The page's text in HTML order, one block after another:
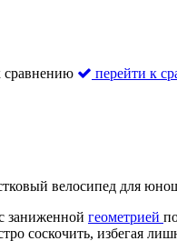
сравнению перейти к
велосипед для
заниженной геометрией
соскочить, избегая